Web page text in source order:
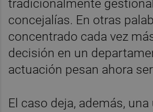
tradicionalmente
concejalías. En otras
concentrado cada vez
decisión en un
actuación pesan ahora
El caso deja, además,